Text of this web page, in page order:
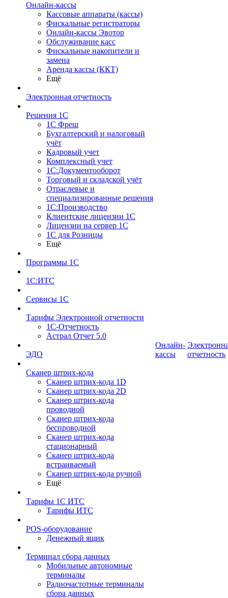
Онлайн-кассы
Кассовые аппараты (кассы)
Фискальные регистраторы
Онлайн-кассы Эвотор
Обслуживание касс
Фискальные накопители и
замена
Аренда кассы (ККТ)
Ещё
Электронная отчетность
Решения 1С
1С Фреш
Бухгалтерский и налоговый
учёт
Кадровый учет
Комплексный учет
1С:Документооборот
Торговый и складской учёт
Отраслевые и
специализированные решения
1С:Производство
Клиентские лицензии 1С
Лицензии на сервер 1С
1С для Розницы
Ещё
Программы 1С
1С:ИТС
Сервисы 1С
Тарифы Электронной отчетности
1С-Отчетность
Астрал Отчет 5.0
ЭДО
Сканер штрих-кода
Сканер штрих-кода 1D
Сканер штрих-кода 2D
Сканер штрих-кода
проводной
Сканер штрих-кода
беспроводной
Сканер штрих-кода
стационарный
Сканер штрих-кода
встраиваемый
Сканер штрих-кода ручной
Ещё
Тарифы 1С ИТС
Тарифы ИТС
POS-оборудование
Денежный ящик
Терминал сбора данных
Мобильные автономные
терминалы
Радиочастотные терминалы
сбора данных
Онлайн-
кассы
отчетность